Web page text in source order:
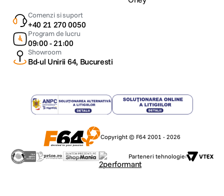
Comenzi si suport
+40 21 270 0050
Program de lucru
09:00 - 21:00
Showroom
Bd-ul Unirii 64, Bucuresti
Copyright © F64 2001 - 2026
Parteneri tehnologie: